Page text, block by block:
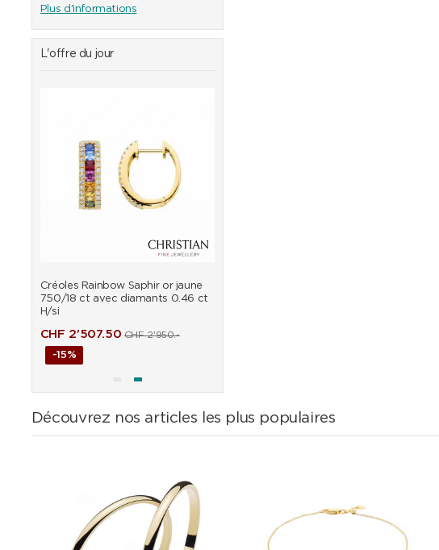
Plus d'informations
L'offre du jour
Créoles Rainbow Saphir or jaune
750/18 ct avec diamants 0.46 ct
H/si
CHF 2'507.50 CHF2'950.-
-15%
Découvrez nos articles les plus populaires